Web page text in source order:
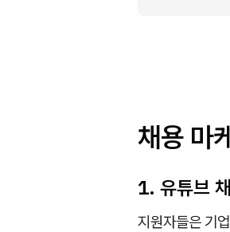
채용 마
1. 유튜브
지원자들은 기